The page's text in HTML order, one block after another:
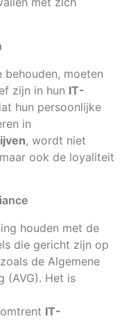
behouden, moeten
zijn in hun IT-
hun persoonlijke
in
, wordt niet
ook de loyaliteit
houden met de
die gericht zijn op
de Algemene
(AVG). Het is
IT-